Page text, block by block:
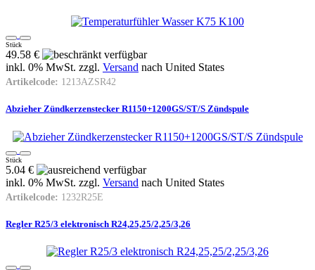
Stück
49.58 €
inkl. 0% MwSt. zzgl. Versand nach United States
Artikelcode: 1213AZSR42
Abzieher Zündkerzenstecker R1150+1200GS/ST/S Zündspule
Stück
5.04 €
inkl. 0% MwSt. zzgl. Versand nach United States
Artikelcode: 1232R25E
Regler R25/3 elektronisch R24,25,25/2,25/3,26